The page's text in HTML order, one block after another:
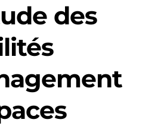
des